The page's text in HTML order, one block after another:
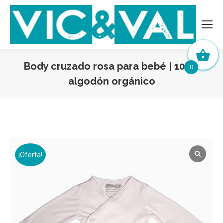
Body cruzado rosa para bebé | 100%
algodón orgánico
¡Oferta!
0